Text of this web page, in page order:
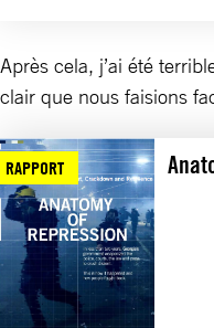
Après cela, j’ai été
clair que nous faisions
RAPPORT